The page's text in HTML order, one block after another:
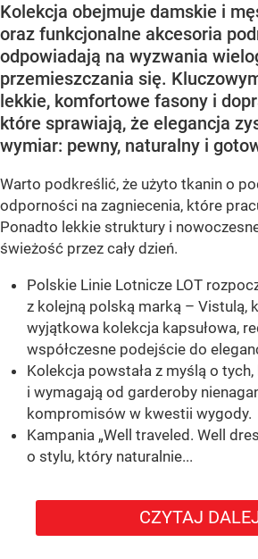
Kolekcja obejmuje damskie i
oraz funkcjonalne akcesoria
odpowiadają na wyzwania
przemieszczania się.
lekkie, komfortowe fasony i
które sprawiają, że elegancja
wymiar: pewny, naturalny i
Warto podkreślić, że użyto tkanin o
odporności na zagniecenia, które
Ponadto lekkie struktury i
świeżość przez cały dzień.
Polskie Linie Lotnicze LOT
z kolejną polską marką – Vistulą,
wyjątkowa kolekcja kapsułowa,
współczesne podejście do
Kolekcja powstała z myślą o
i wymagają od garderoby
kompromisów w kwestii wygody.
Kampania „Well traveled. Well
o stylu, który naturalnie...
CZYTAJ